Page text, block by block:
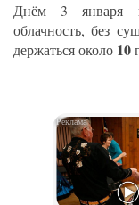
Днём 3 января в
облачность, без
держаться около 10